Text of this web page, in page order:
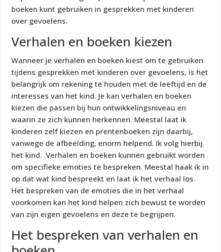
boeken kunt gebruiken in gesprekken met kinderen
over gevoelens.
Verhalen en boeken kiezen
Wanneer je verhalen en boeken kiest om te gebruiken
tijdens gesprekken met kinderen over gevoelens, is het
belangrijk om rekening te houden met de leeftijd en de
interesses van het kind. Je kan verhalen en boeken
kiezen die passen bij hun ontwikkelingsniveau en
waarin ze zich kunnen herkennen. Meestal laat ik
kinderen zelf kiezen en prentenboeken zijn daarbij,
vanwege de afbeelding, enorm helpend. Ik volg hierbij
het kind. Verhalen en boeken kunnen gebruikt worden
om specifieke emoties te bespreken. Meestal haak ik in
op dat wat kind bespreekt en laat ik het verhaal los.
Het bespreken van de emoties die in het verhaal
voorkomen kan het kind helpen zich bewust te worden
van zijn eigen gevoelens en deze te begrijpen.
Het bespreken van verhalen en